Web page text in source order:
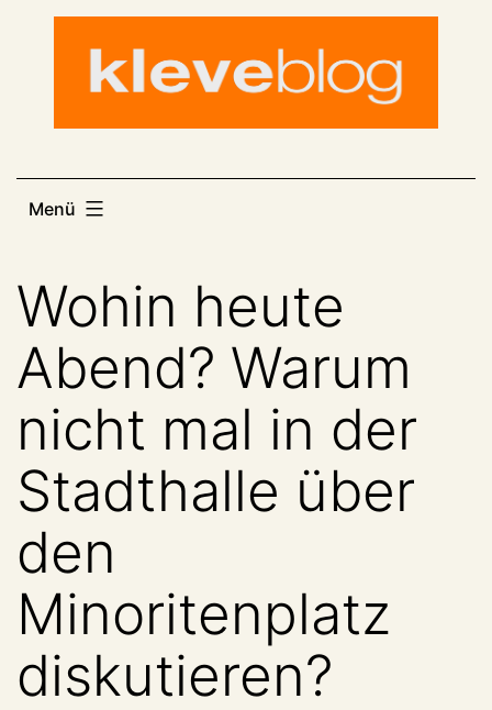
Menü
Wohin heute
Abend? Warum
nicht mal in der
Stadthalle über
den
Minoritenplatz
diskutieren?